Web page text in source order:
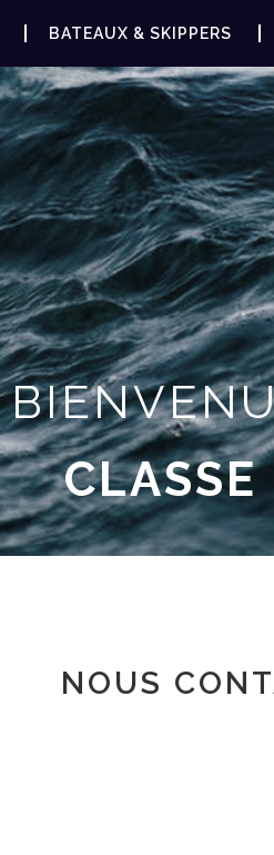
BATEAUX & SKIPPERS
NOUS